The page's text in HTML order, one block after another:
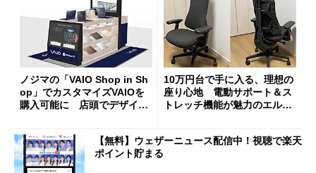
ノジマの「VAIO Shop in Sh
op」でカスタマイズVAIOを
購入可能に 店頭でデザイン
10万円台で手に入る、理想の
座り心地 電動サポート＆ス
トレッチ機能が魅力のエルゴ
【無料】ウェザーニュース配信中！視聴で楽天
ポイント貯まる